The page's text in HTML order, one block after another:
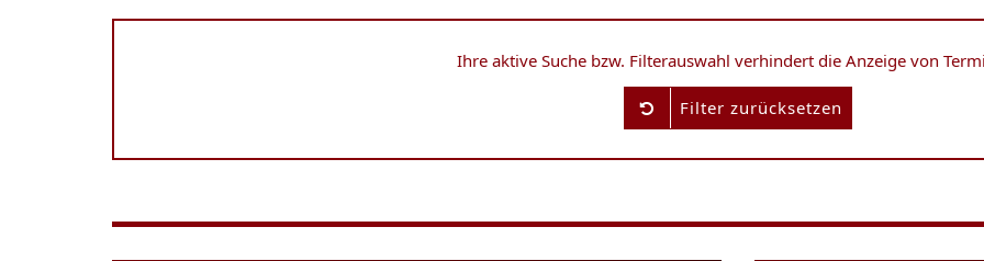
Ihre aktive Suche bzw. Filterauswahl verhindert die Anzeige von
Filter zurücksetzen